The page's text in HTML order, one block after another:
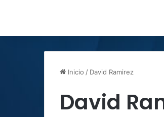
Inicio / David Ramirez
David